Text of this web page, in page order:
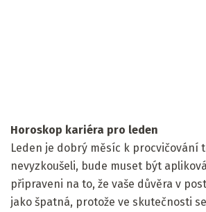
Horoskop kariéra pro leden
Leden je dobrý měsíc k procvičování
nevyzkoušeli, bude muset být
připraveni na to, že vaše důvěra v
jako špatná, protože ve skutečnosti